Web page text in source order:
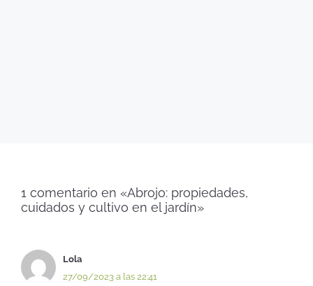
1 comentario en «Abrojo: propiedades,
cuidados y cultivo en el jardín»
Lola
27/09/2023 a las 22:41